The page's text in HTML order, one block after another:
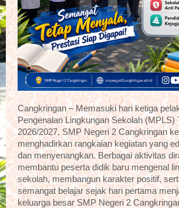
Cangkringan – Memasuki hari ketiga
Pengenalan Lingkungan Sekolah (MPLS)
2026/2027, SMP Negeri 2 Cangkringan
menghadirkan rangkaian kegiatan yang
dan menyenangkan. Berbagai aktivitas
membantu peserta didik baru mengenal
sekolah, membangun karakter positif,
semangat belajar sejak hari pertama
keluarga besar SMP Negeri 2